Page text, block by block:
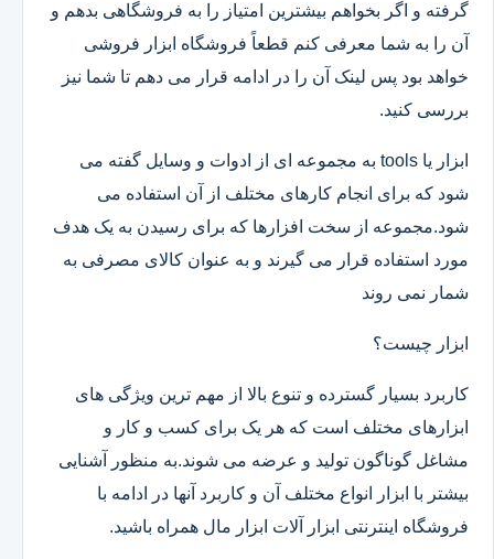
گرفته و اگر بخواهم بیشترین امتیاز را به فروشگاهی بدهم و
آن را به شما معرفی کنم قطعاً فروشگاه ابزار فروشی
خواهد بود پس لینک آن را در ادامه قرار می دهم تا شما نیز
بررسی کنید.
ابزار یا tools به مجموعه ای از ادوات و وسایل گفته می
شود که برای انجام کارهای مختلف از آن استفاده می
شود.مجموعه از سخت افزارها که برای رسیدن به یک هدف
مورد استفاده قرار می گیرند و به عنوان کالای مصرفی به
شمار نمی روند
ابزار چیست؟
کاربرد بسیار گسترده و تنوع بالا از مهم ترین ویژگی های
ابزارهای مختلف است که هر یک برای کسب و کار و
مشاغل گوناگون تولید و عرضه می شوند.به منظور آشنایی
بیشتر با ابزار انواع مختلف آن و کاربرد آنها در ادامه با
فروشگاه اینترنتی ابزار آلات ابزار مال همراه باشید.